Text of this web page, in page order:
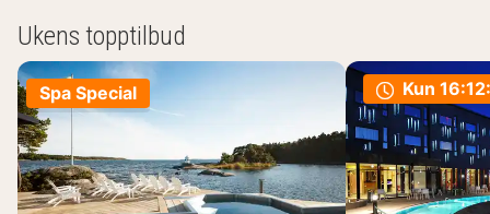
Ukens topptilbud
Spa Special Kun